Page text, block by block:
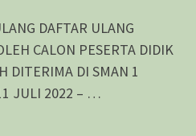
DAFTAR ULANG
CALON PESERTA DIDIK
DITERIMA DI SMAN 1
JULI 2022 – …